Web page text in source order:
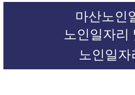
마산노인
노인일자리
노인일